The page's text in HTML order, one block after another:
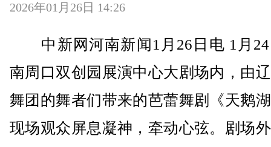
2026年01月26日 14:26
中新网河南新闻1月26日电 1月24
南周口双创园展演中心大剧场内，由
舞团的舞者们带来的芭蕾舞剧《天鹅
现场观众屏息凝神，牵动心弦。剧场